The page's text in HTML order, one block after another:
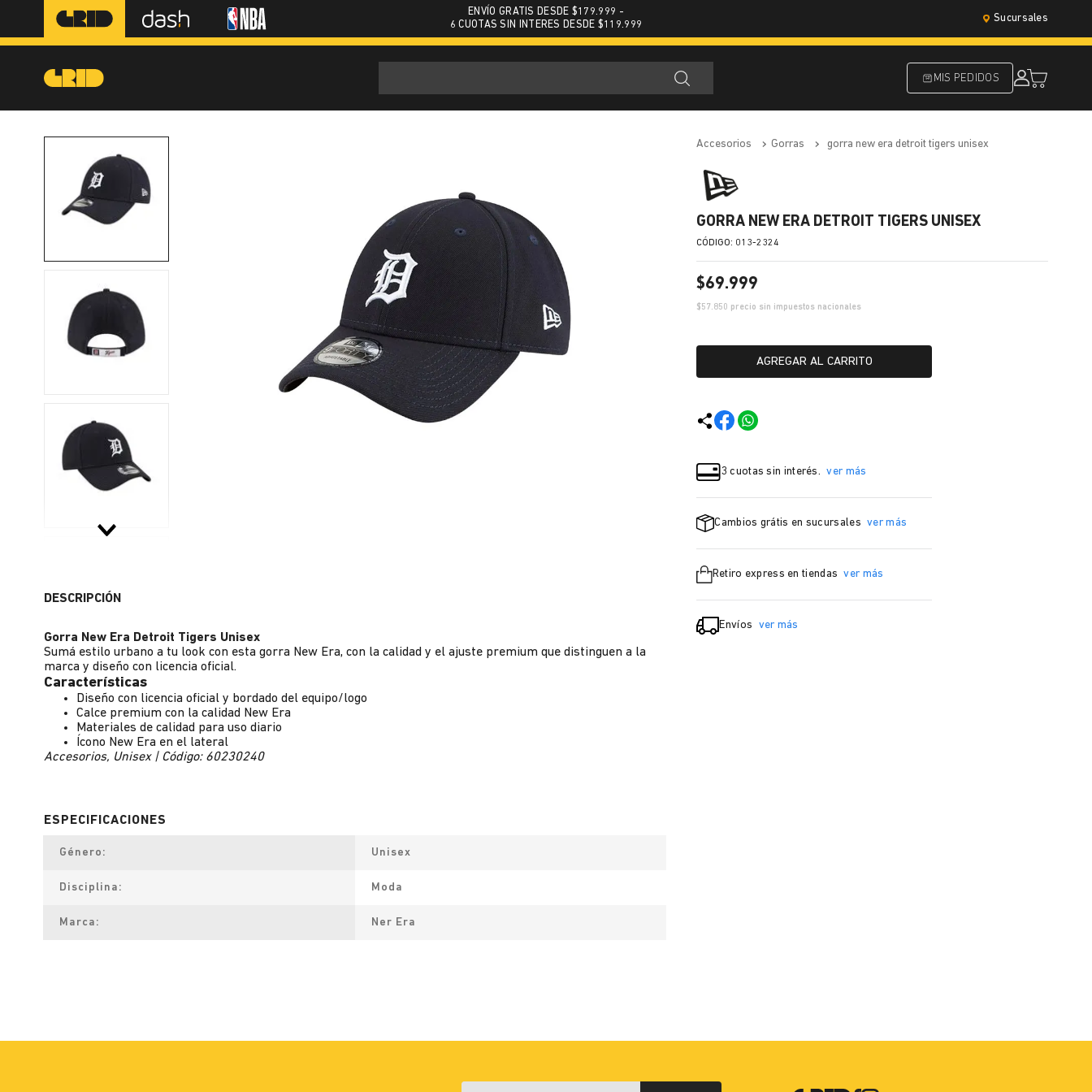
ENVÍO GRATIS DESDE $179.999 -
6 CUOTAS SIN INTERES DESDE $119.999
Sucursales
MIS PEDIDOS
DESCRIPCIÓN
Gorra New Era Detroit Tigers Unisex
Sumá estilo urbano a tu look con esta gorra New Era, con la calidad y el ajuste premium que distinguen a la
marca y diseño con licencia oficial.
Características
Diseño con licencia oficial y bordado del equipo/logo
Calce premium con la calidad New Era
Materiales de calidad para uso diario
Ícono New Era en el lateral
Accesorios, Unisex | Código: 60230240
Género Unisex
Disciplina Moda
Marca Ner Era
accesorios gorras gorra new era detroit tigers unisex
GORRA NEW ERA DETROIT TIGERS UNISEX
: 013-2324
$69.999
$57.850 precio sin impuestos nacionales
AGREGAR AL CARRITO
3 cuotas sin interés. ver más
Cambios grátis en sucursales ver más
Retiro express en tiendas ver más
Envíos ver más